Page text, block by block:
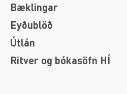
Bæklingar
Eyðublöð
Útlán
Ritver og bókasöfn HÍ